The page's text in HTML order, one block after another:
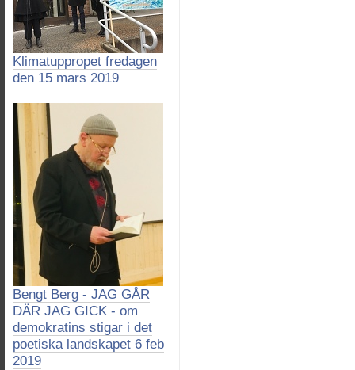
Klimatuppropet fredagen
den 15 mars 2019
Bengt Berg - JAG GÅR
DÄR JAG GICK - om
demokratins stigar i det
poetiska landskapet 6 feb
2019